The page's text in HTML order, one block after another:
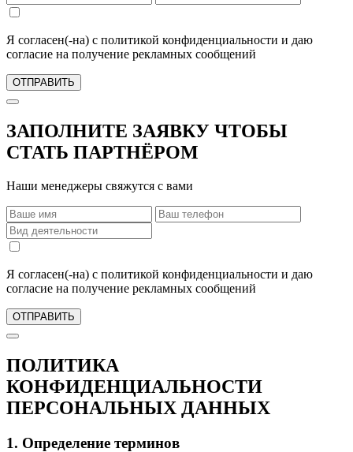
Я согласен(-на) с политикой конфиденциальности и даю
согласие на получение рекламных сообщений
ОТПРАВИТЬ
ЗАПОЛНИТЕ ЗАЯВКУ ЧТОБЫ
СТАТЬ ПАРТНЁРОМ
Наши менеджеры свяжутся с вами
Я согласен(-на) с политикой конфиденциальности и даю
согласие на получение рекламных сообщений
ОТПРАВИТЬ
ПОЛИТИКА
КОНФИДЕНЦИАЛЬНОСТИ
ПЕРСОНАЛЬНЫХ ДАННЫХ
1. Определение терминов